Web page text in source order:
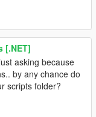
[.NET]
asking because
by any chance do
scripts folder?